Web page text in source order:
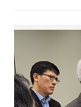
를 확인 ▪ 태
어디든 1∼2
기후 예측정
응 지원